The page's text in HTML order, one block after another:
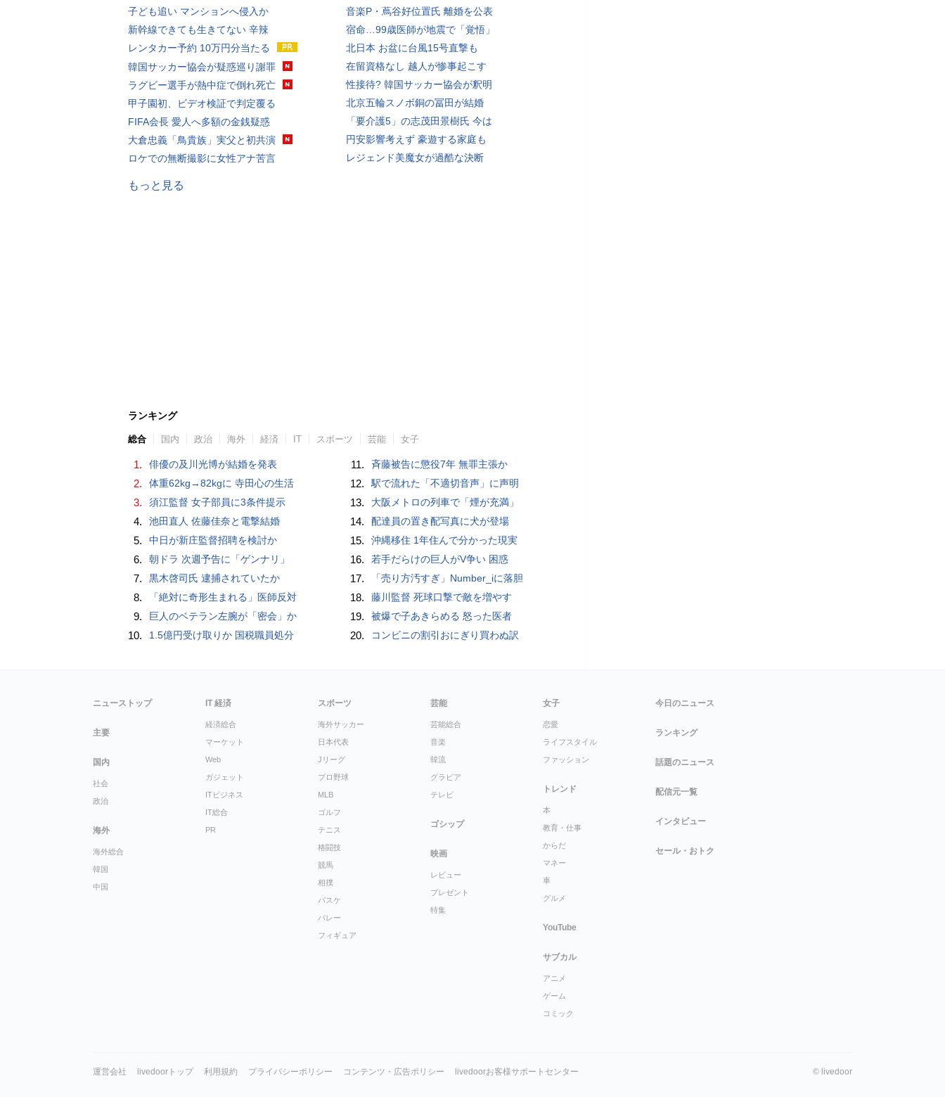
子ども追い マンションへ侵入か
新幹線できても生きてない 辛辣
レンタカー予約 10万円分当たる
韓国サッカー協会が疑惑巡り謝罪
ラグビー選手が熱中症で倒れ死亡
甲子園初、ビデオ検証で判定覆る
FIFA会長 愛人へ多額の金銭疑惑
大倉忠義「鳥貴族」実父と初共演
ロケでの無断撮影に女性アナ苦言
音楽P・蔦谷好位置氏 離婚を公表
宿命…99歳医師が地震で「覚悟」
北日本 お盆に台風15号直撃も
在留資格なし 越人が惨事起こす
性接待? 韓国サッカー協会が釈明
北京五輪スノボ銅の冨田が結婚
「要介護5」の志茂田景樹氏 今は
円安影響考えず 豪遊する家庭も
レジェンド美魔女が過酷な決断
もっと見る
ランキング
総合 国内 政治 海外 経済 IT スポーツ 芸能 女子
1. 俳優の及川光博が結婚を発表
2. 体重62kg→82kgに 寺田心の生活
3. 須江監督 女子部員に3条件提示
4. 池田直人 佐藤佳奈と電撃結婚
5. 中日が新庄監督招聘を検討か
6. 朝ドラ 次週予告に「ゲンナリ」
7. 黒木啓司氏 逮捕されていたか
8. 「絶対に奇形生まれる」医師反対
9. 巨人のベテラン左腕が「密会」か
10. 1.5億円受け取りか 国税職員処分
11. 斉藤被告に懲役7年 無罪主張か
12. 駅で流れた「不適切音声」に声明
13. 大阪メトロの列車で「煙が充満」
14. 配達員の置き配写真に犬が登場
15. 沖縄移住 1年住んで分かった現実
16. 若手だらけの巨人がV争い 困惑
17. 「売り方汚すぎ」Number_iに落胆
18. 藤川監督 死球口撃で敵を増やす
19. 被爆で子あきらめる 怒った医者
20. コンビニの割引おにぎり買わぬ訳
ニューストップ
主要
国内
社会
政治
海外
海外総合
韓国
中国
IT 経済
経済総合
マーケット
Web
ガジェット
ITビジネス
IT総合
PR
スポーツ
海外サッカー
日本代表
Jリーグ
プロ野球
MLB
ゴルフ
テニス
格闘技
競馬
相撲
バスケ
バレー
フィギュア
芸能
芸能総合
音楽
韓流
グラビア
テレビ
ゴシップ
映画
レビュー
プレゼント
特集
女子
恋愛
ライフスタイル
ファッション
トレンド
本
教育・仕事
からだ
マネー
車
グルメ
YouTube
サブカル
アニメ
ゲーム
コミック
今日のニュース
ランキング
話題のニュース
配信元一覧
インタビュー
セール・おトク
運営会社 livedoorトップ 利用規約 プライバシーポリシー コンテンツ・広告ポリシー livedoorお客様サポートセンター © livedoor